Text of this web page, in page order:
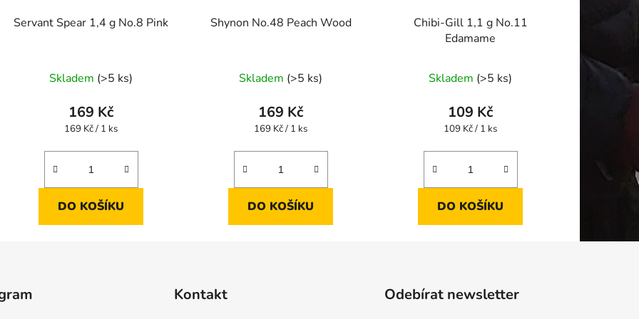
Servant Spear 1,4 g No.8 Pink
Skladem (>5 ks)
169 Kč
Měrná
169 Kč / 1 ks
DO KOŠÍKU
Shynon No.48 Peach Wood
Skladem (>5 ks)
169 Kč
Měrná
169 Kč / 1 ks
DO KOŠÍKU
Chibi-Gill 1,1 g No.11
Edamame
Skladem (>5 ks)
109 Kč
Měrná
109 Kč / 1 ks
DO KOŠÍKU
Kontakt Odebírat newsletter